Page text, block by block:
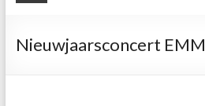
Nieuwjaarsconcert EMM